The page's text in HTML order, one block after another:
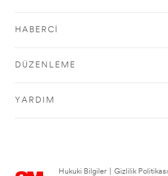
HABERCI
DÜZENLEME
YARDIM
Hukuki Bilgiler Gizlilik Politikası